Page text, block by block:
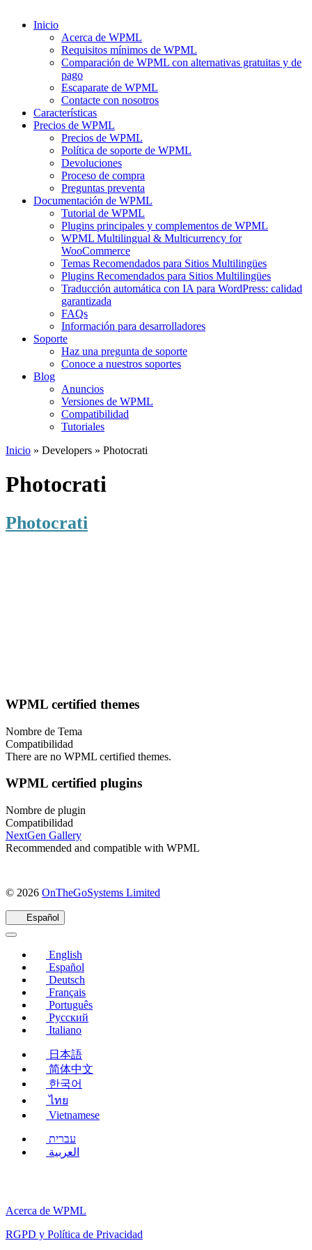
Inicio
Acerca de WPML
Requisitos mínimos de WPML
Comparación de WPML con alternativas gratuitas y de
pago
Escaparate de WPML
Contacte con nosotros
Características
Precios de WPML
Precios de WPML
Política de soporte de WPML
Devoluciones
Proceso de compra
Preguntas preventa
Documentación de WPML
Tutorial de WPML
Plugins principales y complementos de WPML
WPML Multilingual & Multicurrency for
WooCommerce
Temas Recomendados para Sitios Multilingües
Plugins Recomendados para Sitios Multilingües
Traducción automática con IA para WordPress: calidad
garantizada
FAQs
Información para desarrolladores
Soporte
Haz una pregunta de soporte
Conoce a nuestros soportes
Blog
Anuncios
Versiones de WPML
Compatibilidad
Tutoriales
Inicio » Developers » Photocrati
Photocrati
Photocrati
WPML certified themes
Nombre de Tema
Compatibilidad
There are no WPML certified themes.
WPML certified plugins
Nombre de plugin
Compatibilidad
NextGen Gallery
Recommended and compatible with WPML
© 2026 OnTheGoSystems Limited
Español
English
Español
Deutsch
Français
Português
Русский
Italiano
日本語
简体中文
한국어
ไทย
Vietnamese
עברית
العربية
Acerca de WPML
RGPD y Política de Privacidad